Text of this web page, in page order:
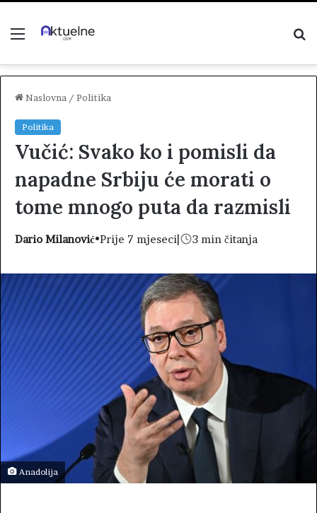
Menu
Naslovna / Politika
Politika
Vučić: Svako ko i pomisli da
napadne Srbiju će morati o
tome mnogo puta da razmisli
Dario Milanović•Prije 7 mjeseci| 3 min čitanja
Anadolija